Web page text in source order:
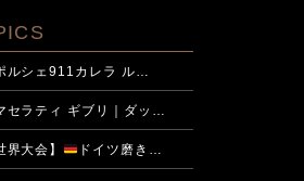
ルシェ911カレラ ル…
セラティ ギブリ｜ダッ…
界大会】 ドイツ磨き…